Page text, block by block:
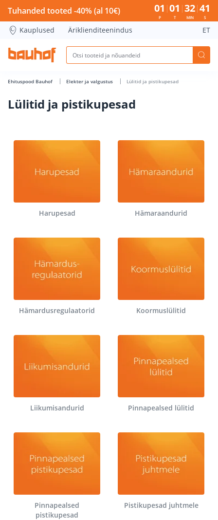
Lülitid ja pistikupesad - Bauhof has loaded
Tuhanded tooted -40% (al 10€) 01
P
01
T
32
MIN
40
S
Kauplused Äriklienditeenindus ET
Ehituspood Bauhof Elekter ja valgustus Lülitid ja pistikupesad
Lülitid ja pistikupesad
Harupesad Hämaraandurid
Hämardusregulaatorid Koormuslülitid
Liikumisandurid Pinnapealsed lülitid
Pinnapealsed
pistikupesad
Pistikupesad juhtmele